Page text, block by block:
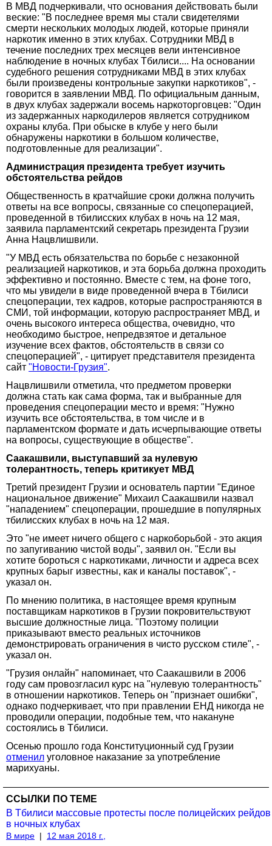
В МВД подчеркивали, что основания действовать были
веские: "В последнее время мы стали свидетелями
смерти нескольких молодых людей, которые приняли
наркотик именно в этих клубах. Сотрудники МВД в
течение последних трех месяцев вели интенсивное
наблюдение в ночных клубах Тбилиси.... На основании
судебного решения сотрудниками МВД в этих клубах
были произведены контрольные закупки наркотиков", -
говорится в заявлении МВД. По официальным данным,
в двух клубах задержали восемь наркоторговцев: "Один
из задержанных наркодилеров является сотрудником
охраны клуба. При обыске в клубе у него были
обнаружены наркотики в большом количестве,
подготовленные для реализации".
Администрация президента требует изучить
обстоятельства рейдов
Общественность в кратчайшие сроки должна получить
ответы на все вопросы, связанные со спецоперацией,
проведенной в тбилисских клубах в ночь на 12 мая,
заявила парламентский секретарь президента Грузии
Анна Нацвлишвили.
"У МВД есть обязательства по борьбе с незаконной
реализацией наркотиков, и эта борьба должна проходить
эффективно и постоянно. Вместе с тем, на фоне того,
что мы увидели в виде проведенной вчера в Тбилиси
спецоперации, тех кадров, которые распространяются в
СМИ, той информации, которую распространяет МВД, и
очень высокого интереса общества, очевидно, что
необходимо быстрое, непредвзятое и детальное
изучение всех фактов, обстоятельств в связи со
спецоперацией", - цитирует представителя президента
сайт "Новости-Грузия".
Нацвлишвили отметила, что предметом проверки
должна стать как сама форма, так и выбранные для
проведения спецоперации место и время: "Нужно
изучить все обстоятельства, в том числе и в
парламентском формате и дать исчерпывающие ответы
на вопросы, существующие в обществе".
Саакашвили, выступавший за нулевую
толерантность, теперь критикует МВД
Третий президент Грузии и основатель партии "Единое
национальное движение" Михаил Саакашвили назвал
"нападением" спецоперации, прошедшие в популярных
тбилисских клубах в ночь на 12 мая.
Это "не имеет ничего общего с наркоборьбой - это акция
по запугиванию чистой воды", заявил он. "Если вы
хотите бороться с наркотиками, личности и адреса всех
крупных барыг известны, как и каналы поставок", -
указал он.
По мнению политика, в настоящее время крупным
поставщикам наркотиков в Грузии покровительствуют
высшие должностные лица. "Поэтому полиции
приказывают вместо реальных источников
демонстрировать ограничения в чисто русском стиле", -
указал он.
"Грузия онлайн" напоминает, что Саакашвили в 2006
году сам провозгласил курс на "нулевую толерантность"
в отношении наркотиков. Теперь он "признает ошибки",
однако подчеркивает, что при правлении ЕНД никогда не
проводили операции, подобные тем, что накануне
состоялись в Тбилиси.
Осенью прошло года Конституционный суд Грузии
отменил уголовное наказание за употребление
марихуаны.
ССЫЛКИ ПО ТЕМЕ
В Тбилиси массовые протесты после полицейских рейдов
в ночных клубах
В мире | 12 мая 2018 г.,